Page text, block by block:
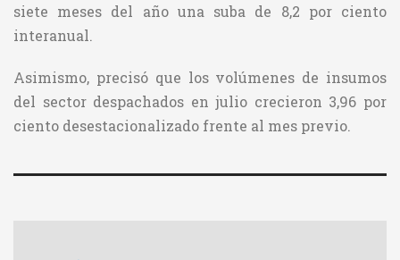
siete meses del año una suba de 8,2 por ciento
interanual.
Asimismo, precisó que los volúmenes de insumos
del sector despachados en julio crecieron 3,96 por
ciento desestacionalizado frente al mes previo.